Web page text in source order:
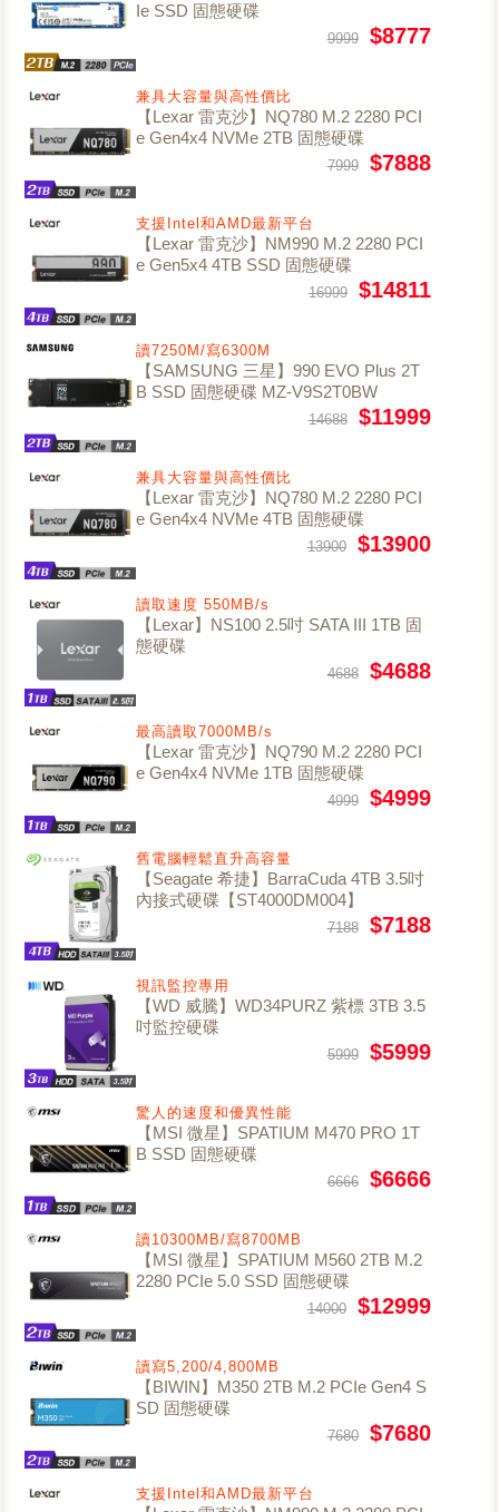
Ie SSD 固態硬碟
9999 $8777
兼具大容量與高性價比
【Lexar 雷克沙】NQ780 M.2 2280 PCI
e Gen4x4 NVMe 2TB 固態硬碟
7999 $7888
支援Intel和AMD最新平台
【Lexar 雷克沙】NM990 M.2 2280 PCI
e Gen5x4 4TB SSD 固態硬碟
16999 $14811
讀7250M/寫6300M
【SAMSUNG 三星】990 EVO Plus 2T
B SSD 固態硬碟 MZ-V9S2T0BW
14688 $11999
兼具大容量與高性價比
【Lexar 雷克沙】NQ780 M.2 2280 PCI
e Gen4x4 NVMe 4TB 固態硬碟
13900 $13900
讀取速度 550MB/s
【Lexar】NS100 2.5吋 SATA III 1TB 固
態硬碟
4688 $4688
最高讀取7000MB/s
【Lexar 雷克沙】NQ790 M.2 2280 PCI
e Gen4x4 NVMe 1TB 固態硬碟
4999 $4999
舊電腦輕鬆直升高容量
【Seagate 希捷】BarraCuda 4TB 3.5吋
內接式硬碟【ST4000DM004】
7188 $7188
視訊監控專用
【WD 威騰】WD34PURZ 紫標 3TB 3.5
吋監控硬碟
5999 $5999
驚人的速度和優異性能
【MSI 微星】SPATIUM M470 PRO 1T
B SSD 固態硬碟
6666 $6666
讀10300MB/寫8700MB
【MSI 微星】SPATIUM M560 2TB M.2
2280 PCIe 5.0 SSD 固態硬碟
14000 $12999
讀寫5,200/4,800MB
【BIWIN】M350 2TB M.2 PCIe Gen4 S
SD 固態硬碟
7680 $7680
支援Intel和AMD最新平台